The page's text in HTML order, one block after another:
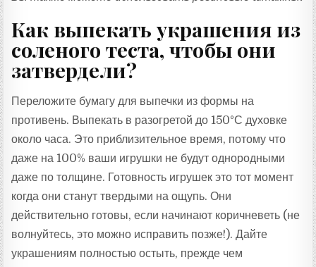
Как выпекать украшения из
соленого теста, чтобы они
затвердели?
Переложите бумагу для выпечки из формы на
противень. Выпекать в разогретой до 150°С духовке
около часа. Это приблизительное время, потому что
даже на 100% ваши игрушки не будут однородными
даже по толщине. Готовность игрушек это тот момент
когда они станут твердыми на ощупь. Они
действительно готовы, если начинают коричневеть (не
волнуйтесь, это можно исправить позже!). Дайте
украшениям полностью остыть, прежде чем